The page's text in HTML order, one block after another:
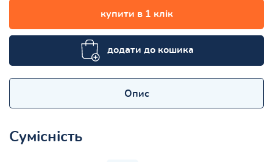
купити в 1 клік
додати до кошика
Опис
Сумісність